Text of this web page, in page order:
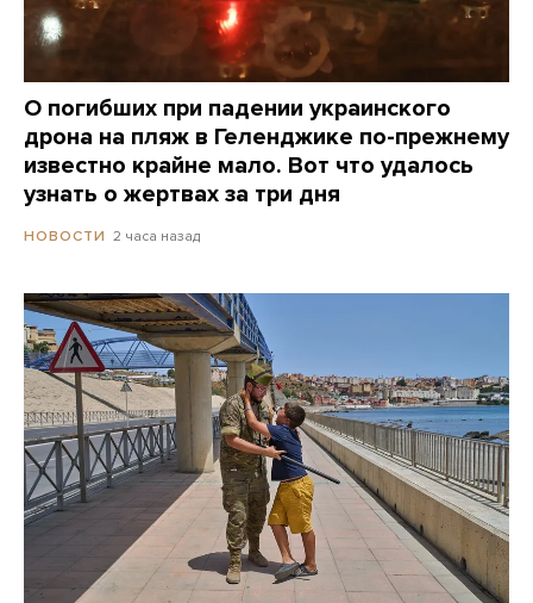
О погибших при падении украинского
дрона на пляж в Геленджике по-прежнему
известно крайне мало. Вот что удалось
узнать о жертвах за три дня
НОВОСТИ 2 часа назад